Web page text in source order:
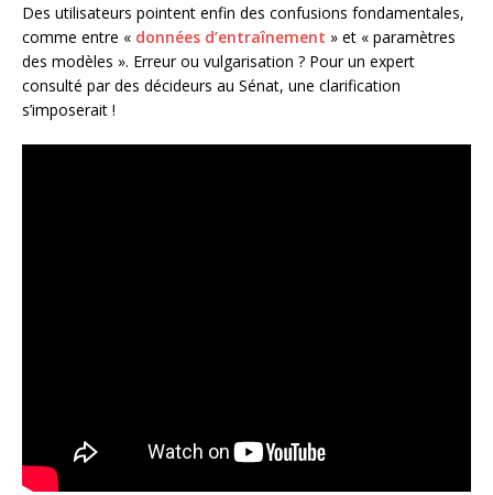
Des utilisateurs pointent enfin des confusions fondamentales,
comme entre « données d’entraînement » et « paramètres
des modèles ». Erreur ou vulgarisation ? Pour un expert
consulté par des décideurs au Sénat, une clarification
s’imposerait !